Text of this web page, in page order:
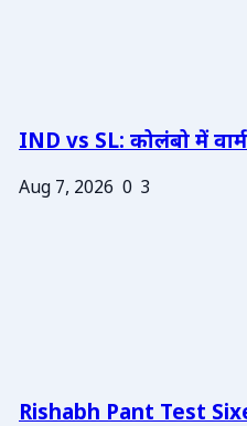
IND vs SL: कोलंबो में
Aug 7, 2026 0 3
Rishabh Pant Test